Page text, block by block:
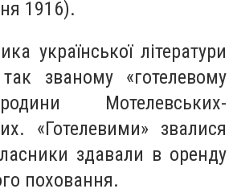
1916).
української літератури
званому «готелевому
Мотелевських-
«Готелевими» звалися
здавали в оренду
поховання.